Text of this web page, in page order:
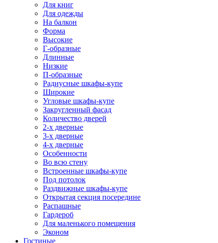
Для книг
Для одежды
На балкон
Форма
Высокие
Г-образные
Длинные
Низкие
П-образные
Радиусные шкафы-купе
Широкие
Угловые шкафы-купе
Закругленный фасад
Количество дверей
2-х дверные
3-х дверные
4-х дверные
Особенности
Во всю стену
Встроенные шкафы-купе
Под потолок
Раздвижные шкафы-купе
Открытая секция посередине
Распашные
Гардероб
Для маленького помещения
Эконом
Гостиные